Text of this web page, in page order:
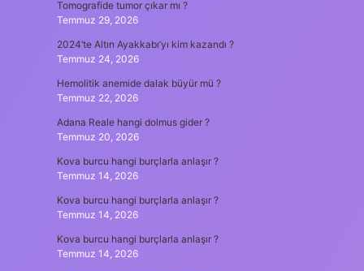
Tomografide tumor çıkar mı ?
Temmuz 29, 2026
2024’te Altın Ayakkabı’yı kim kazandı ?
Temmuz 24, 2026
Hemolitik anemide dalak büyür mü ?
Temmuz 22, 2026
Adana Reale hangi dolmus gider ?
Temmuz 20, 2026
Kova burcu hangi burçlarla anlaşır ?
Temmuz 14, 2026
Kova burcu hangi burçlarla anlaşır ?
Temmuz 14, 2026
Kova burcu hangi burçlarla anlaşır ?
Temmuz 14, 2026